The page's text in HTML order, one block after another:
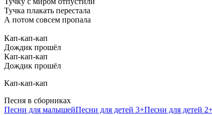
Тучка плакать перестала
А потом совсем пропала
Кап-кап-кап
Дождик прошёл
Кап-кап-кап
Дождик прошёл
Кап-кап-кап
Песня в сборниках
Песни для малышейПесни для детей 3+Песни для детей